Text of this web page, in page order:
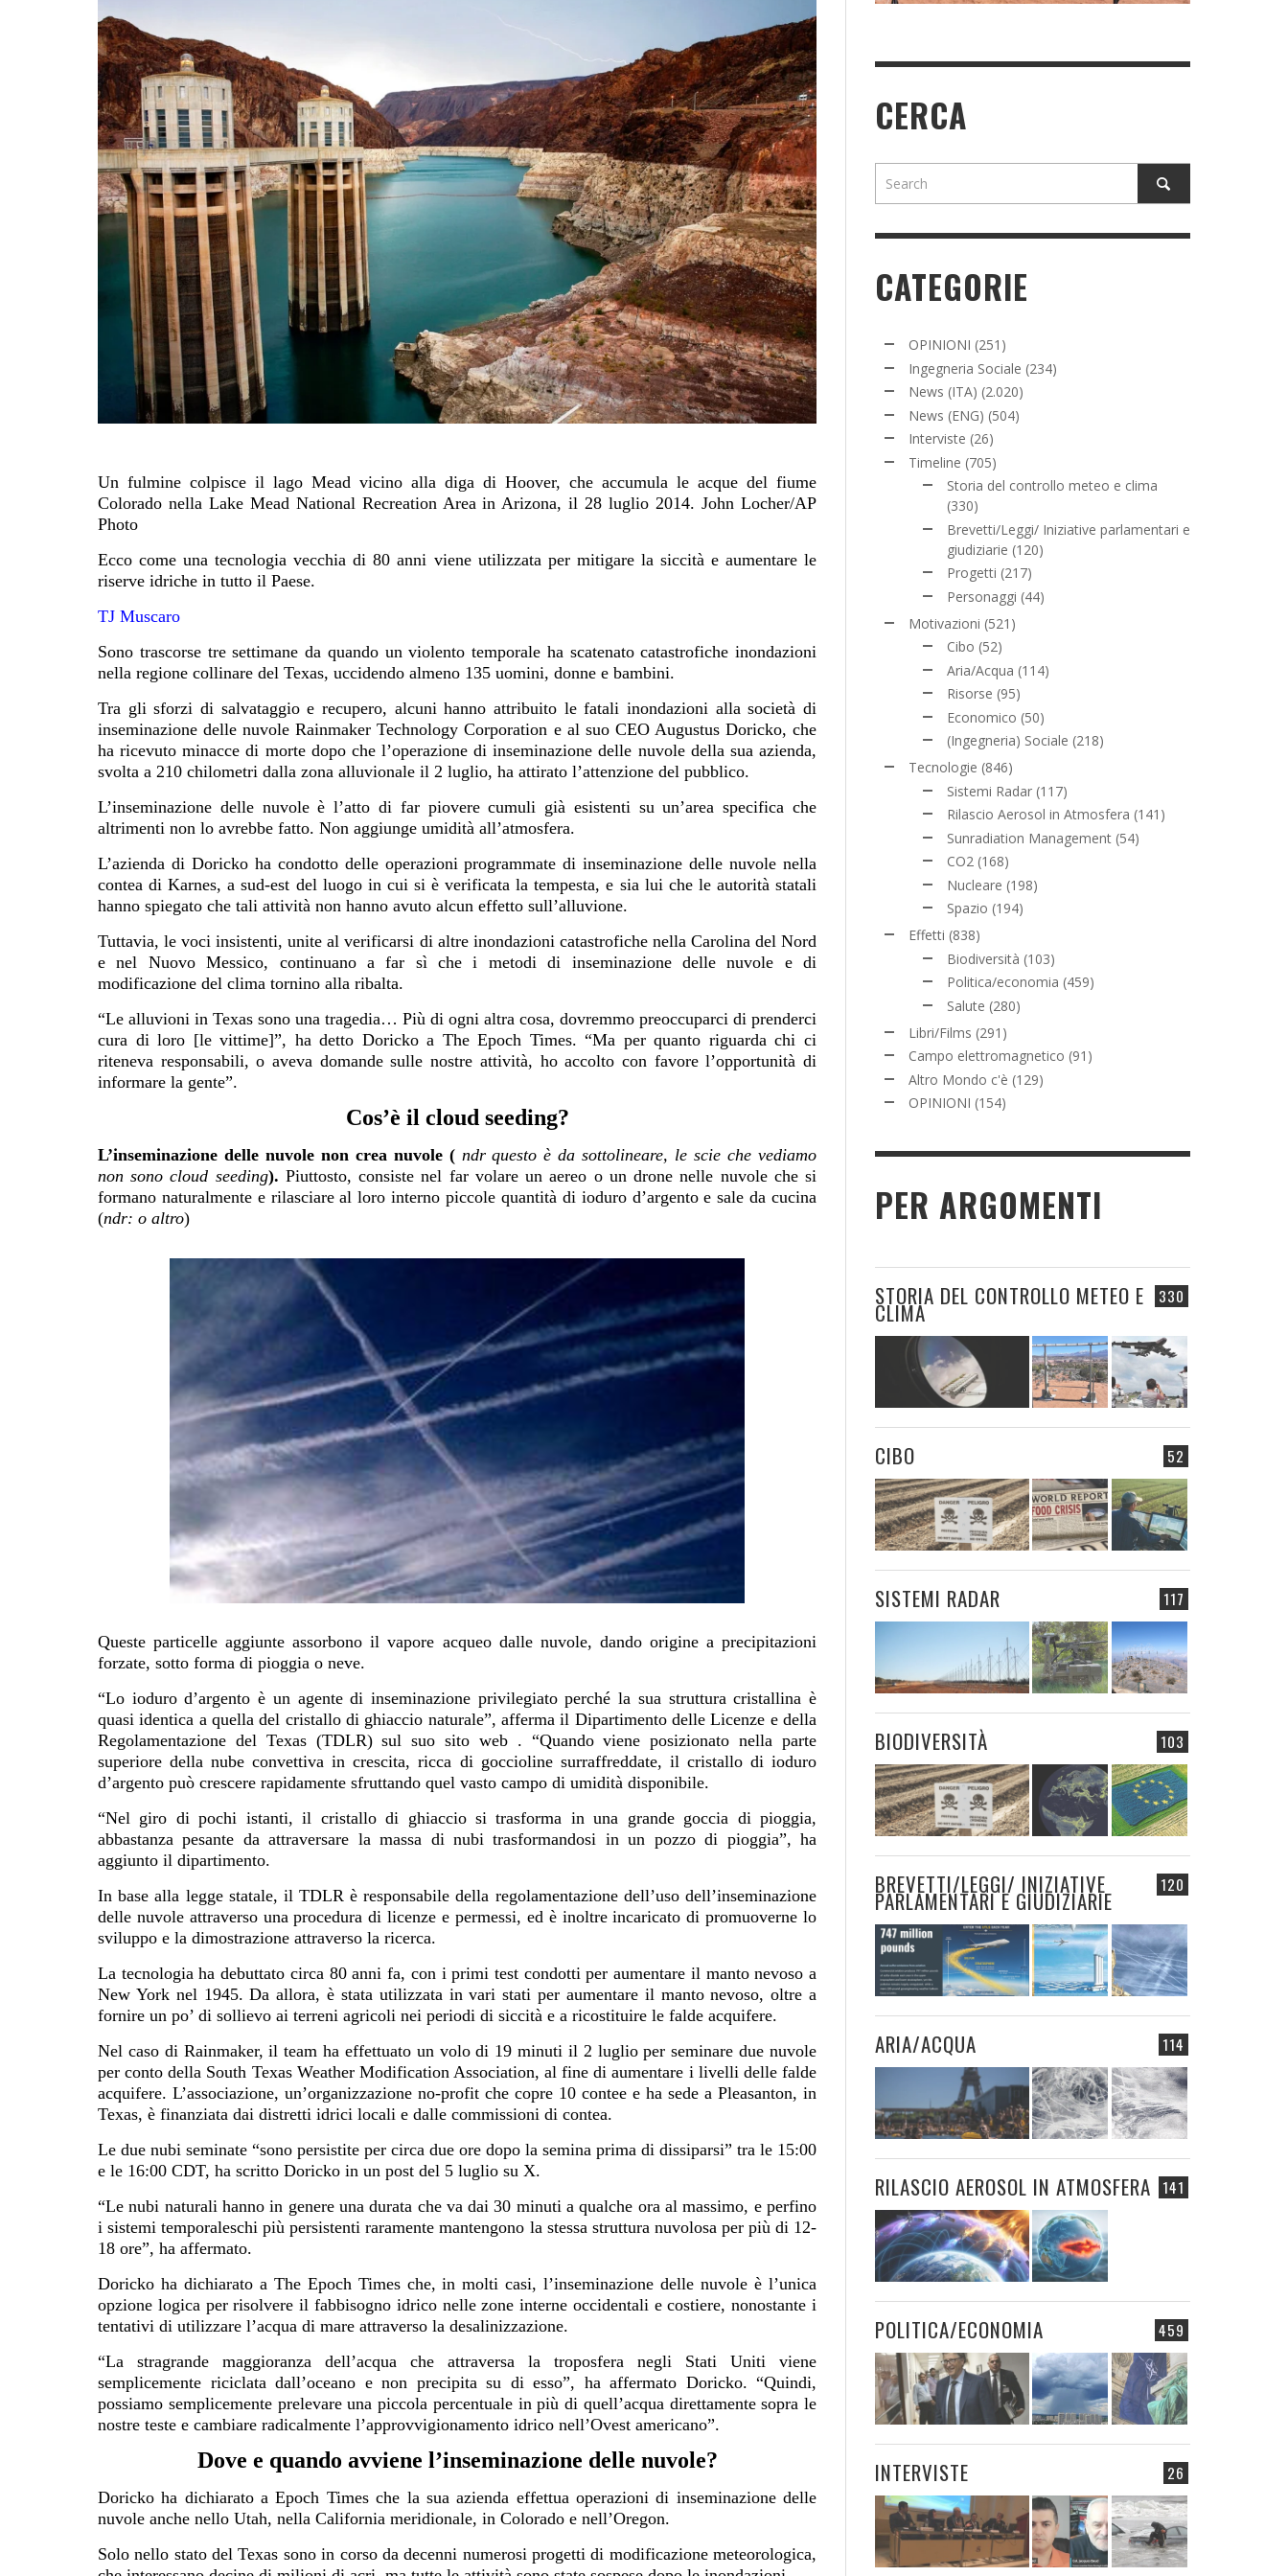
Un fulmine colpisce il lago Mead vicino alla diga di Hoover, che accumula le acque del fiume
Colorado nella Lake Mead National Recreation Area in Arizona, il 28 luglio 2014. John Locher/AP
Photo
Ecco come una tecnologia vecchia di 80 anni viene utilizzata per mitigare la siccità e aumentare le
riserve idriche in tutto il Paese.
TJ Muscaro
Sono trascorse tre settimane da quando un violento temporale ha scatenato catastrofiche inondazioni
nella regione collinare del Texas, uccidendo almeno 135 uomini, donne e bambini.
Tra gli sforzi di salvataggio e recupero, alcuni hanno attribuito le fatali inondazioni alla società di
inseminazione delle nuvole Rainmaker Technology Corporation e al suo CEO Augustus Doricko, che
ha ricevuto minaccedi mortedopo che l’operazione di inseminazione delle nuvole della sua azienda,
svolta a 210 chilometri dalla zona alluvionale il 2 luglio, ha attirato l’attenzione del pubblico.
L’inseminazione delle nuvole è l’atto di far piovere cumuli già esistenti su un’area specifica che
altrimenti non lo avrebbe fatto. Non aggiunge umidità all’atmosfera.
L’azienda di Doricko ha condotto delle operazioni programmate di inseminazione delle nuvole nella
contea di Karnes, a sud-est del luogo in cui si è verificata la tempesta, e sia lui che le autorità statali
hanno spiegato che tali attività non hanno avuto alcun effetto sull’alluvione.
Tuttavia, le voci insistenti, unite al verificarsi di altre inondazioni catastrofiche nella Carolina del Nord
e nel Nuovo Messico, continuano a far sì che i metodi di inseminazione delle nuvole e di
modificazione del clima tornino alla ribalta.
“Le alluvioni in Texas sono una tragedia… Più di ogni altra cosa, dovremmo preoccuparci di prenderci
cura di loro [le vittime]”, ha detto Doricko a The Epoch Times. “Ma per quanto riguarda chi ci
riteneva responsabili, o aveva domande sulle nostre attività, ho accolto con favore l’opportunità di
informare la gente”.
Cos’è il cloud seeding?
L’inseminazione delle nuvole non crea nuvole ( ndr questo è da sottolineare, le scie che vediamo
non sono cloud seeding). Piuttosto, consiste nel far volare un aereo o un drone nelle nuvole che si
formano naturalmente e rilasciare al loro interno piccole quantità di ioduro d’argento e sale da cucina
(ndr: o altro)
Queste particelle aggiunte assorbono il vapore acqueo dalle nuvole, dando origine a precipitazioni
forzate, sotto forma di pioggia o neve.
“Lo ioduro d’argento è un agente di inseminazione privilegiato perché la sua struttura cristallina è
quasi identica a quella del cristallo di ghiaccio naturale”, afferma il Dipartimento delle Licenze e della
Regolamentazione del Texas (TDLR) sul suosito web. “Quando viene posizionato nella parte
superiore della nube convettiva in crescita, ricca di goccioline surraffreddate, il cristallo di ioduro
d’argento può crescere rapidamente sfruttando quel vasto campo di umidità disponibile.
“Nel giro di pochi istanti, il cristallo di ghiaccio si trasforma in una grande goccia di pioggia,
abbastanza pesante da attraversare la massa di nubi trasformandosi in un pozzo di pioggia”, ha
aggiunto il dipartimento.
In base alla legge statale, il TDLR è responsabile della regolamentazione dell’uso dell’inseminazione
delle nuvole attraverso una procedura di licenze e permessi, ed è inoltre incaricato di promuoverne lo
sviluppo e la dimostrazione attraverso la ricerca.
La tecnologia ha debuttato circa 80 anni fa, con i primi test condotti per aumentare il manto nevoso a
New York nel 1945. Da allora, è stata utilizzata in vari stati per aumentare il manto nevoso, oltre a
fornire un po’ di sollievo ai terreni agricoli nei periodi di siccità e a ricostituire le falde acquifere.
Nel caso di Rainmaker, il team ha effettuato un volo di 19 minuti il 2 luglio per seminare due nuvole
per conto della South Texas Weather Modification Association, al fine di aumentare i livelli delle falde
acquifere. L’associazione, un’organizzazione no-profit che copre 10 contee e ha sede a Pleasanton, in
Texas, è finanziata dai distretti idrici locali e dalle commissioni di contea.
Le due nubi seminate “sono persistite per circa due ore dopo la semina prima di dissiparsi” tra le 15:00
e le 16:00 CDT, ha scritto Doricko in un post del 5 luglio su X.
“Le nubi naturali hanno in genere una durata che va dai 30 minuti a qualche ora al massimo, e perfino
i sistemi temporaleschi più persistenti raramente mantengono la stessa struttura nuvolosa per più di 12-
18 ore”, ha affermato.
Doricko ha dichiarato a The Epoch Times che, in molti casi, l’inseminazione delle nuvole è l’unica
opzione logica per risolvere il fabbisogno idrico nelle zone interne occidentali e costiere, nonostante i
tentativi di utilizzare l’acqua di mare attraverso la desalinizzazione.
“La stragrande maggioranza dell’acqua che attraversa la troposfera negli Stati Uniti viene
semplicemente riciclata dall’oceano e non precipita su di esso”, ha affermato Doricko. “Quindi,
possiamo semplicemente prelevare una piccola percentuale in più di quell’acqua direttamente sopra le
nostre teste e cambiare radicalmente l’approvvigionamento idrico nell’Ovest americano”.
Dove e quando avviene l’inseminazione delle nuvole?
Doricko ha dichiarato a Epoch Times che la sua azienda effettua operazioni di inseminazione delle
nuvole anche nello Utah, nella California meridionale, in Colorado e nell’Oregon.
Solo nello stato del Texas sono in corso da decenni numerosi progetti di modificazione meteorologica,
CERCA
CATEGORIE
OPINIONI (251)
Ingegneria Sociale (234)
News (ITA) (2.020)
News (ENG) (504)
Interviste (26)
Timeline (705)
Storia del controllo meteo e clima
(330)
Brevetti/Leggi/ Iniziative parlamentari e
giudiziarie (120)
Progetti (217)
Personaggi (44)
Motivazioni (521)
Cibo (52)
Aria/Acqua (114)
Risorse (95)
Economico (50)
(Ingegneria) Sociale (218)
Tecnologie (846)
Sistemi Radar (117)
Rilascio Aerosol in Atmosfera (141)
Sunradiation Management (54)
CO2 (168)
Nucleare (198)
Spazio (194)
Effetti (838)
Biodiversità (103)
Politica/economia (459)
Salute (280)
Libri/Films (291)
Campo elettromagnetico (91)
Altro Mondo c'è (129)
OPINIONI (154)
PER ARGOMENTI
330
STORIA DEL CONTROLLO METEO E
CLIMA
52
CIBO
117
SISTEMI RADAR
103
BIODIVERSITÀ
120
BREVETTI/LEGGI/ INIZIATIVE
PARLAMENTARI E GIUDIZIARIE
114
ARIA/ACQUA
141
RILASCIO AEROSOL IN ATMOSFERA
459
POLITICA/ECONOMIA
26
INTERVISTE